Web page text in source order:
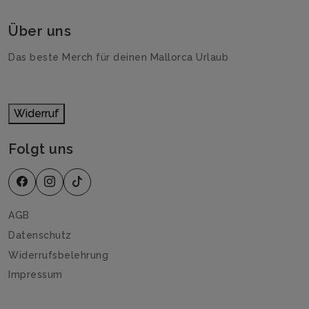
Über uns
Das beste Merch für deinen Mallorca Urlaub
Widerruf
Folgt uns
AGB
Datenschutz
Widerrufsbelehrung
Impressum